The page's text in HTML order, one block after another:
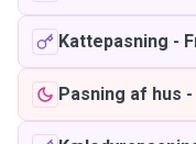
Kattepasning -
Pasning af hus -